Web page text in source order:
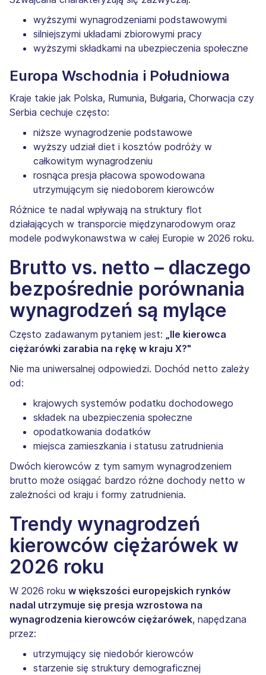
wyższymi wynagrodzeniami podstawowymi
silniejszymi układami zbiorowymi pracy
wyższymi składkami na ubezpieczenia społeczne
Europa Wschodnia i Południowa
Kraje takie jak Polska, Rumunia, Bułgaria, Chorwacja czy
Serbia cechuje często:
niższe wynagrodzenie podstawowe
wyższy udział diet i kosztów podróży w
całkowitym wynagrodzeniu
rosnąca presja płacowa spowodowana
utrzymującym się niedoborem kierowców
Różnice te nadal wpływają na struktury flot
działających w transporcie międzynarodowym oraz
modele podwykonawstwa w całej Europie w 2026 roku.
Brutto vs. netto – dlaczego
bezpośrednie porównania
wynagrodzeń są mylące
Często zadawanym pytaniem jest:
„Ile kierowca
ciężarówki zarabia na rękę w kraju X?"
Nie ma uniwersalnej odpowiedzi. Dochód netto zależy
od:
krajowych systemów podatku dochodowego
składek na ubezpieczenia społeczne
opodatkowania dodatków
miejsca zamieszkania i statusu zatrudnienia
Dwóch kierowców z tym samym wynagrodzeniem
brutto może osiągać bardzo różne dochody netto w
zależności od kraju i formy zatrudnienia.
Trendy wynagrodzeń
kierowców ciężarówek w
2026 roku
W 2026 roku w większości europejskich rynków
nadal utrzymuje się presja wzrostowa na
wynagrodzenia kierowców ciężarówek, napędzana
przez:
utrzymujący się niedobór kierowców
starzenie się struktury demograficznej